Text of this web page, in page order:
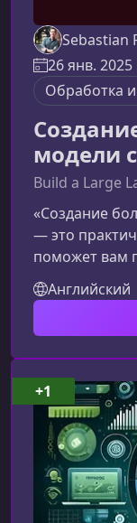
Sebastian
26 янв. 2025
Обработка
модели
Build a Large
«Создание
— это
поможет вам
обучение и
курс даёт
лежащих в
модели без
каждое
архитектуры
Английский
+1